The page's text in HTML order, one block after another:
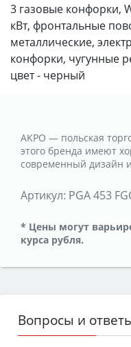
3 газовые конфорки,
кВт, фронтальные
металлические,
конфорки, чугунные
цвет - черный
AKPO — польская
этого бренда имеют
современный дизайн
Артикул: PGA 453
* Цены могут
курса рубля.
Вопросы и